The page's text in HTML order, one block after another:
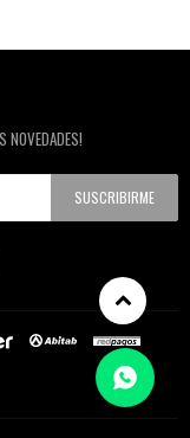
NOVEDADES!
SUSCRIBIRME